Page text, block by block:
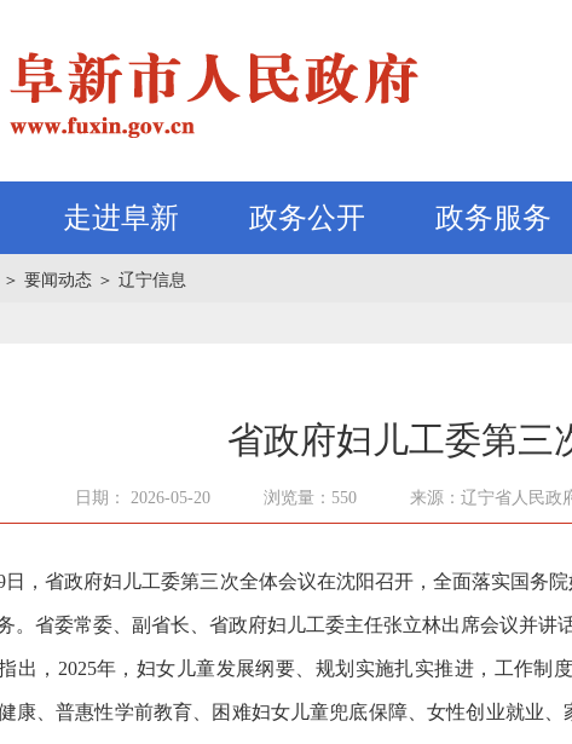
走进阜新 政务公开 政务服务
＞ 要闻动态 ＞ 辽宁信息
省政府妇儿工委第三
日期： 2026-05-20 浏览量：550 来源：辽宁省人民政
省政府妇儿工委第三次全体会议在沈阳召开，全面落实国务院
。省委常委、副省长、省政府妇儿工委主任张立林出席会议并讲话
，2025年，妇女儿童发展纲要、规划实施扎实推进，工作制
康、普惠性学前教育、困难妇女儿童兜底保障、女性创业就业